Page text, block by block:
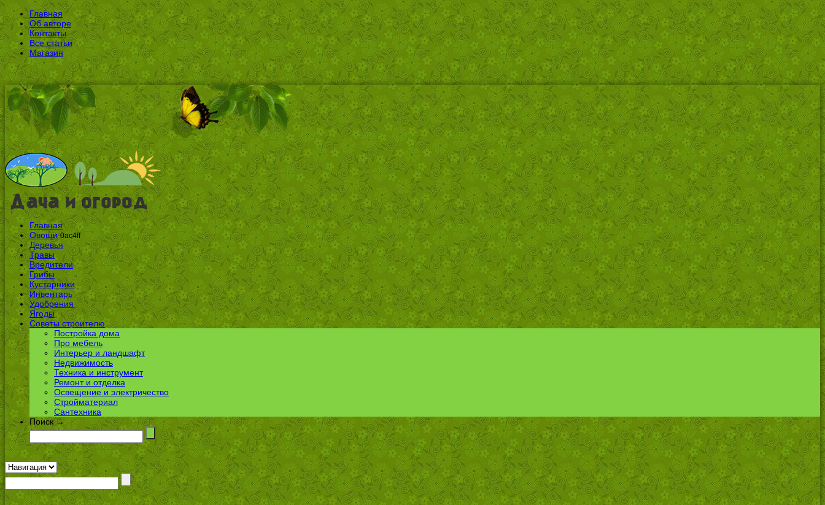
Главная
Об авторе
Контакты
Все статьи
Магазин
Главная
Овощи 0ac4ff
Деревья
Травы
Вредители
Грибы
Кустарники
Инвентарь
Удобрения
Ягоды
Советы строителю
Постройка дома
Про мебель
Интерьер и ландшафт
Недвижимость
Техника и инструмент
Ремонт и отделка
Освещение и электричество
Стройматериал
Сантехника
Поиск →